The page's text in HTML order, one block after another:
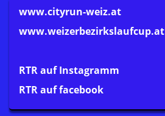
www.cityrun-weiz.at
www.weizerbezirkslaufcup.at
RTR auf Instagramm
RTR auf facebook